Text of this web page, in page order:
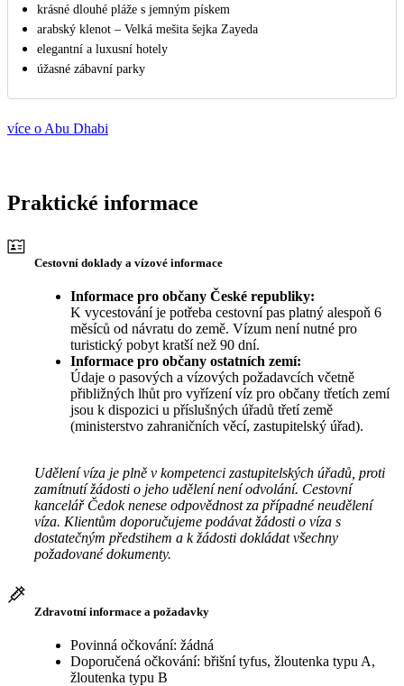
krásné dlouhé pláže s jemným pískem
arabský klenot – Velká mešita šejka Zayeda
elegantní a luxusní hotely
úžasné zábavní parky
více o Abu Dhabi
Praktické informace
Cestovní doklady a vízové informace
Informace pro občany České republiky:
K vycestování je potřeba cestovní pas platný alespoň 6
měsíců od návratu do země. Vízum není nutné pro
turistický pobyt kratší než 90 dní.
Informace pro občany ostatních zemí:
Údaje o pasových a vízových požadavcích včetně
přibližných lhůt pro vyřízení víz pro občany třetích zemí
jsou k dispozici u příslušných úřadů třetí země
(ministerstvo zahraničních věcí, zastupitelský úřad).
Udělení víza je plně v kompetenci zastupitelských úřadů, proti
zamítnutí žádosti o jeho udělení není odvolání. Cestovní
kancelář Čedok nenese odpovědnost za případné neudělení
víza. Klientům doporučujeme podávat žádosti o víza s
dostatečným předstihem a k žádosti dokládat všechny
požadované dokumenty.
Zdravotní informace a požadavky
Povinná očkování: žádná
Doporučená očkování: břišní tyfus, žloutenka typu A,
žloutenka typu B